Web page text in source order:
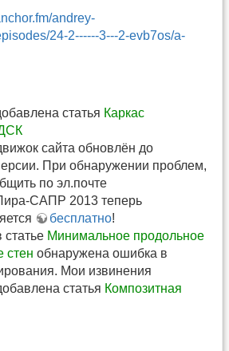
andrey-
24-2------3---2-evb7os/a-
статья Каркас
сайта обновлён до
При обнаружении проблем,
по эл.почте
САПР 2013 теперь
бесплатно!
статье Минимальное продольное
стен обнаружена ошибка в
Мои извинения
статья Композитная